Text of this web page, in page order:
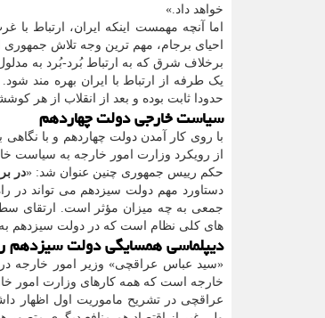
خواهد داد.»
اما آنچه مهمست اینکه ایران، ارتباط
احیای برجام، مهم ترین وجه تلاش
برخلاف شرق که به ارتباط بُرد-بُرد به
یک طرفه از ارتباط با ایران بهره مند شود.
حدودا ثابت بوده و بعد از انقلاب از هر
سیاست خارجی دولت چهاردهم
با روی کار آمدن دولت چهاردهم و با
از رویکرد وزارت امور خارجه به سیاست
حکم رییس جمهوری چنین عنوان شد: «در
دستاورد مهم دولت سیزدهم می تواند در
جمعی به چه میزان مؤثر است. ارتقای
های کلی نظام است که در دولت سیزدهم به
دیپلماسی همسایگی دولت سیزدهم
«سید عباس عراقچی» وزیر امور خارجه
خارجه است که همه کارهای وزارت امور
عراقچی در تشریح ماموریت اول اظهار